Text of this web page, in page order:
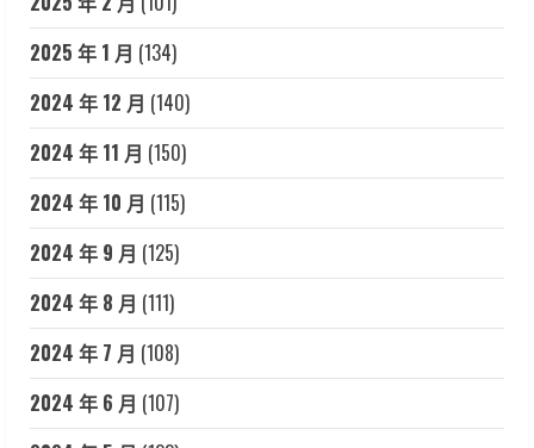
2025 年 1 月 (134)
2024 年 12 月 (140)
2024 年 11 月 (150)
2024 年 10 月 (115)
2024 年 9 月 (125)
2024 年 8 月 (111)
2024 年 7 月 (108)
2024 年 6 月 (107)